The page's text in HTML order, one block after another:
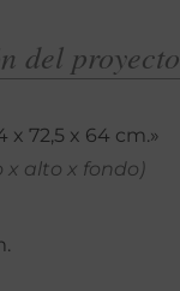
del proyecto
x 72,5 x 64 cm.»
x alto x fondo)